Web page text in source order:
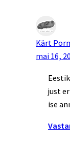
Kärt
mai 16,
just
ise